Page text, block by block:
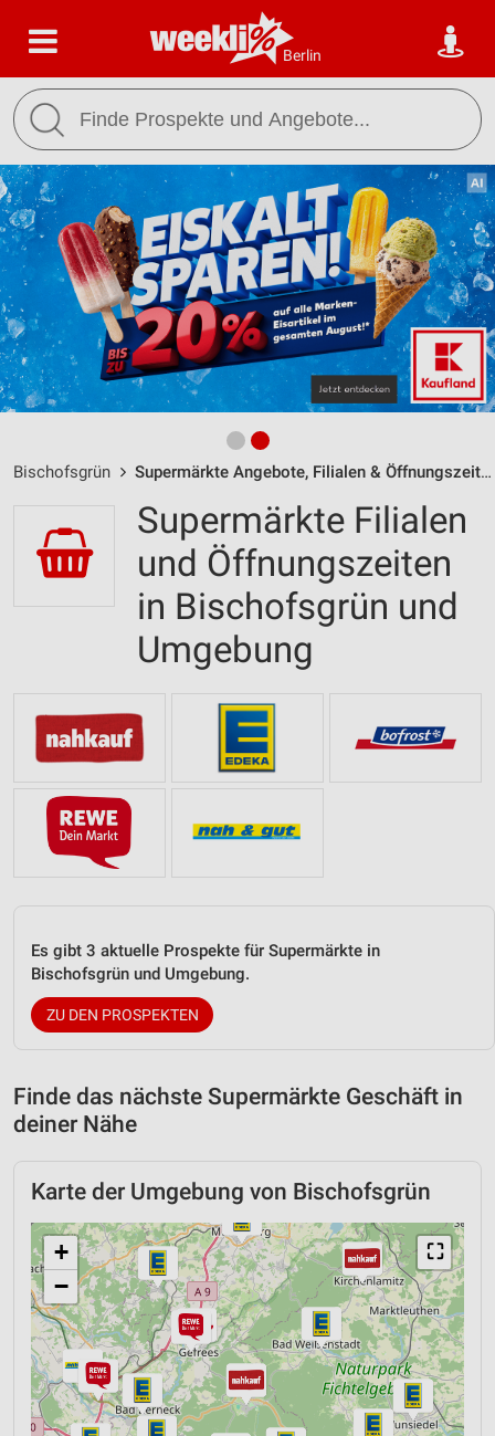
Berlin
Bischofsgrün Supermärkte Angebote, Filialen & Öffnungszeiten
Supermärkte Filialen
und Öffnungszeiten
in Bischofsgrün und
Umgebung
Es gibt 3 aktuelle Prospekte für Supermärkte in
Bischofsgrün und Umgebung.
ZU DEN PROSPEKTEN
Finde das nächste Supermärkte Geschäft in
deiner Nähe
Karte der Umgebung von Bischofsgrün
⛶
+
−